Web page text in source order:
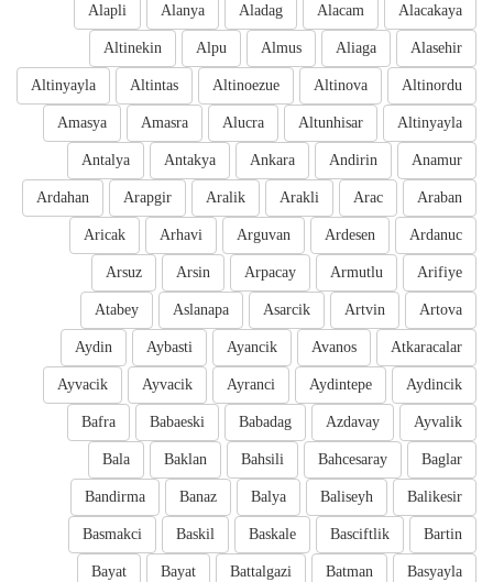
Alacakaya
Alacam
Aladag
Alanya
Alapli
Alasehir
Aliaga
Almus
Alpu
Altinekin
Altinordu
Altinova
Altinoezue
Altintas
Altinyayla
Altinyayla
Altunhisar
Alucra
Amasra
Amasya
Anamur
Andirin
Ankara
Antakya
Antalya
Araban
Arac
Arakli
Aralik
Arapgir
Ardahan
Ardanuc
Ardesen
Arguvan
Arhavi
Aricak
Arifiye
Armutlu
Arpacay
Arsin
Arsuz
Artova
Artvin
Asarcik
Aslanapa
Atabey
Atkaracalar
Avanos
Ayancik
Aybasti
Aydin
Aydincik
Aydintepe
Ayranci
Ayvacik
Ayvacik
Ayvalik
Azdavay
Babadag
Babaeski
Bafra
Baglar
Bahcesaray
Bahsili
Baklan
Bala
Balikesir
Baliseyh
Balya
Banaz
Bandirma
Bartin
Basciftlik
Baskale
Baskil
Basmakci
Basyayla
Batman
Battalgazi
Bayat
Bayat